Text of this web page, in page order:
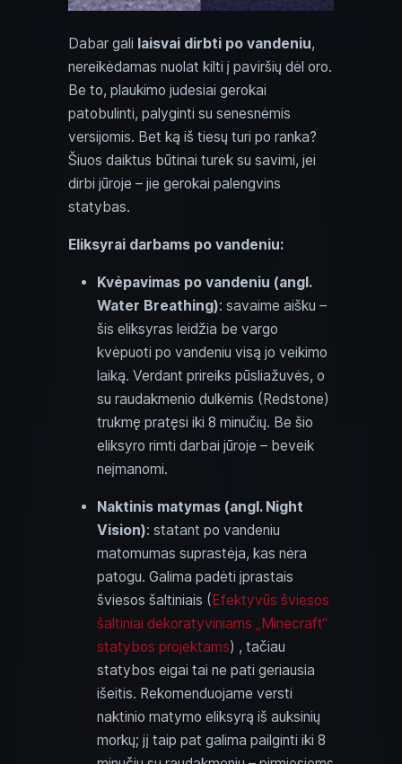
Dabar gali laisvai dirbti po vandeniu,
nereikėdamas nuolat kilti į paviršių dėl oro.
Be to, plaukimo judesiai gerokai
patobulinti, palyginti su senesnėmis
versijomis. Bet ką iš tiesų turi po ranka?
Šiuos daiktus būtinai turėk su savimi, jei
dirbi jūroje – jie gerokai palengvins
statybas.
Eliksyrai darbams po vandeniu:
Kvėpavimas po vandeniu (angl.
Water Breathing): savaime aišku –
šis eliksyras leidžia be vargo
kvėpuoti po vandeniu visą jo veikimo
laiką. Verdant prireiks pūsliažuvės, o
su raudakmenio dulkėmis (Redstone)
trukmę pratęsi iki 8 minučių. Be šio
eliksyro rimti darbai jūroje – beveik
neįmanomi.
Naktinis matymas (angl. Night
Vision): statant po vandeniu
matomumas suprastėja, kas nėra
patogu. Galima padėti įprastais
šviesos šaltiniais (Efektyvūs šviesos
šaltiniai dekoratyviniams „Minecraft“
statybos projektams) , tačiau
statybos eigai tai ne pati geriausia
išeitis. Rekomenduojame versti
naktinio matymo eliksyrą iš auksinių
morkų; jį taip pat galima pailginti iki 8